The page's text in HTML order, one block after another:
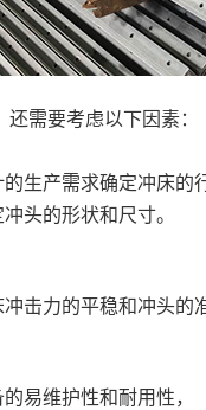
需要考虑以下因素：
生产需求确定冲床的
头的形状和尺寸。
击力的平稳和冲头的
易维护性和耐用性，